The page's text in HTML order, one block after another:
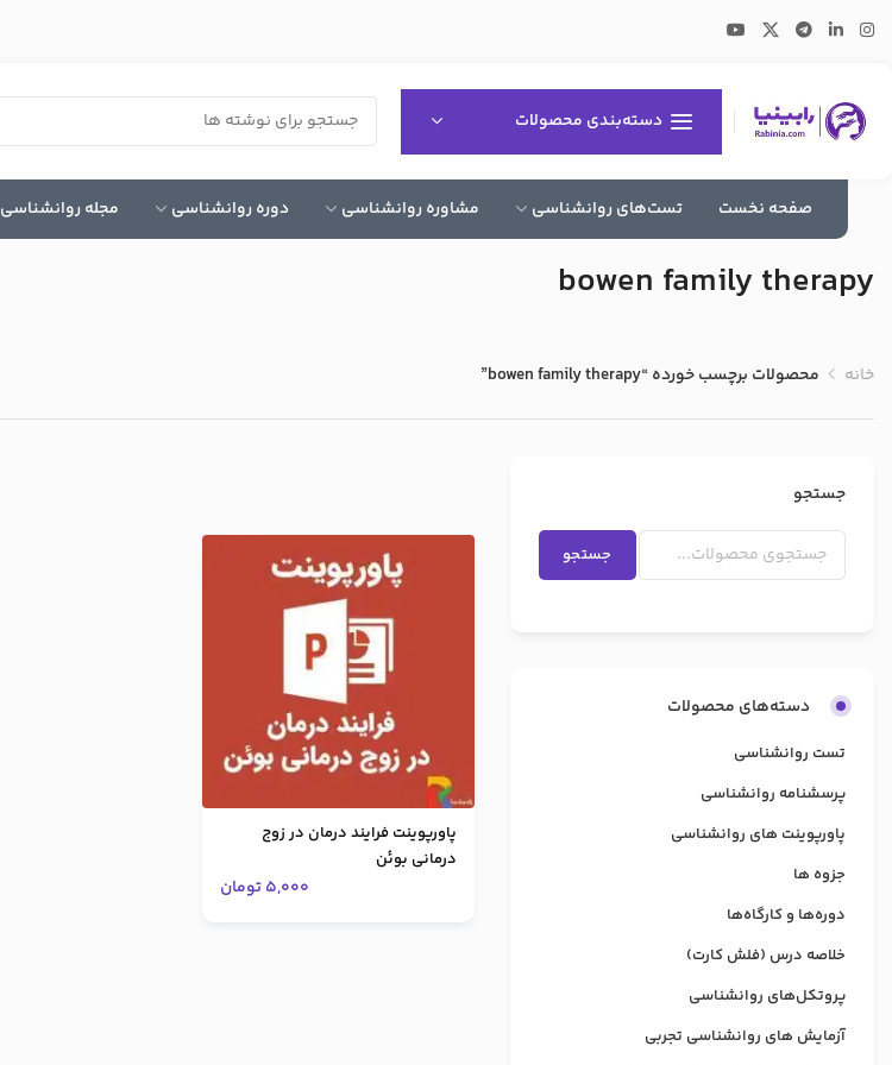
دسته‌بندی محصولات
صفحه نخست تست‌های روانشناسی مشاوره روانشناسی دوره روانشناسی مجله روانشناسی
bowen family therapy
خانه محصولات برچسب خورده “bowen family therapy”
جستجو
جستجو
دسته‌های محصولات
تست روانشناسی
پرسشنامه روانشناسی
پاورپوینت های روانشناسی
جزوه ها
دوره‌ها و کارگاه‌ها
خلاصه درس (فلش کارت)
پروتکل‌های روانشناسی
آزمایش های روانشناسی تجربی
پاورپوینت فرایند درمان در زوج
درمانی بوئن
5,000 تومان